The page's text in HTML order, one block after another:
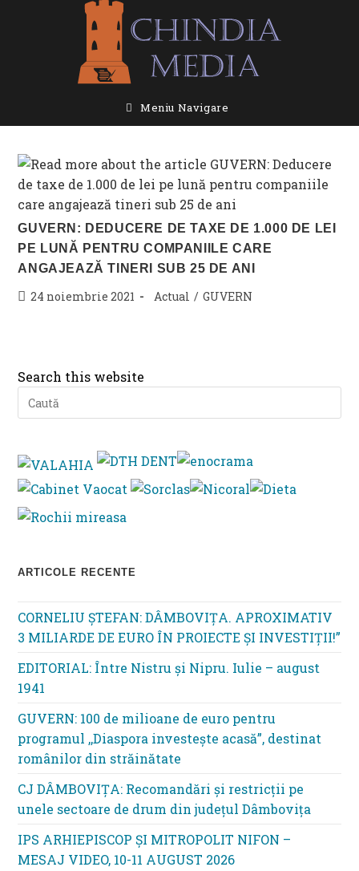
Meniu Navigare
GUVERN: DEDUCERE DE TAXE DE 1.000 DE LEI
PE LUNĂ PENTRU COMPANIILE CARE
ANGAJEAZĂ TINERI SUB 25 DE ANI
Post24 noiembrie 2021
Post
Actual / GUVERN
Search this website
ARTICOLE RECENTE
CORNELIU ȘTEFAN: DÂMBOVIȚA. APROXIMATIV
3 MILIARDE DE EURO ÎN PROIECTE ȘI INVESTIȚII!”
EDITORIAL: Între Nistru şi Nipru. Iulie – august
1941
GUVERN: 100 de milioane de euro pentru
programul ,,Diaspora investește acasă”, destinat
românilor din străinătate
CJ DÂMBOVIȚA: Recomandări și restricții pe
unele sectoare de drum din județul Dâmbovița
IPS ARHIEPISCOP ȘI MITROPOLIT NIFON –
MESAJ VIDEO, 10-11 AUGUST 2026